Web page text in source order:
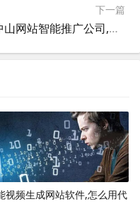
下一篇
中山网站智能推广公司,广东中山下乡电器推广在衡阳什么地方？
视频生成网站软件,怎么用代